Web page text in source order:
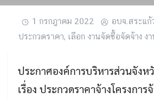
1 กรกฎาคม 2022 อบจ.สระแก้
ประกวดราคา, เลือก งานจัดซื้อจัดจ้าง ง
ประกาศองค์การบริหารส่วนจังห
เรื่อง ประกวดราคาจ้างโครงการ